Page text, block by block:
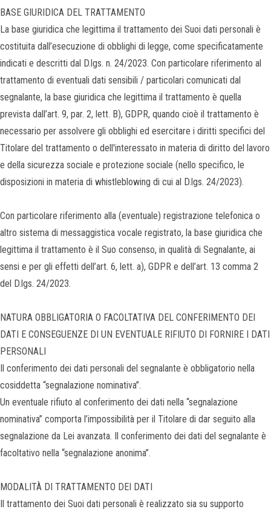
BASE GIURIDICA DEL TRATTAMENTO
La base giuridica che legittima il trattamento dei Suoi dati personali è
costituita dall’esecuzione di obblighi di legge, come specificatamente
indicati e descritti dal D.lgs. n. 24/2023. Con particolare riferimento al
trattamento di eventuali dati sensibili / particolari comunicati dal
segnalante, la base giuridica che legittima il trattamento è quella
prevista dall’art. 9, par. 2, lett. B), GDPR, quando cioè il trattamento è
necessario per assolvere gli obblighi ed esercitare i diritti specifici del
Titolare del trattamento o dell'interessato in materia di diritto del lavoro
e della sicurezza sociale e protezione sociale (nello specifico, le
disposizioni in materia di whistleblowing di cui al D.lgs. 24/2023).
Con particolare riferimento alla (eventuale) registrazione telefonica o
altro sistema di messaggistica vocale registrato, la base giuridica che
legittima il trattamento è il Suo consenso, in qualità di Segnalante, ai
sensi e per gli effetti dell’art. 6, lett. a), GDPR e dell’art. 13 comma 2
del D.lgs. 24/2023.
NATURA OBBLIGATORIA O FACOLTATIVA DEL CONFERIMENTO DEI
DATI E CONSEGUENZE DI UN EVENTUALE RIFIUTO DI FORNIRE I DATI
PERSONALI
Il conferimento dei dati personali del segnalante è obbligatorio nella
cosiddetta “segnalazione nominativa”.
Un eventuale rifiuto al conferimento dei dati nella “segnalazione
nominativa” comporta l’impossibilità per il Titolare di dar seguito alla
segnalazione da Lei avanzata. Il conferimento dei dati del segnalante è
facoltativo nella “segnalazione anonima”.
MODALITÀ DI TRATTAMENTO DEI DATI
Il trattamento dei Suoi dati personali è realizzato sia su supporto